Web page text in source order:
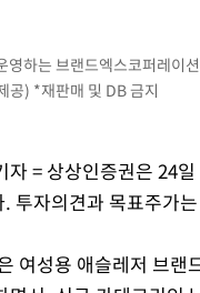
영하는 브랜드엑스코퍼레이
공) *재판매 및 DB 금지
= 상상인증권은 24
투자의견과 목표주가
여성용 애슬레저 브